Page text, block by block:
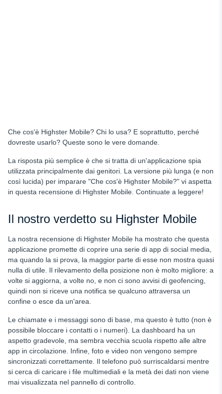
Che cos'è Highster Mobile? Chi lo usa? E soprattutto, perché
dovreste usarlo? Queste sono le vere domande.
La risposta più semplice è che si tratta di un'applicazione spia
utilizzata principalmente dai genitori. La versione più lunga (e non
così lucida) per imparare "Che cos'è Highster Mobile?" vi aspetta
in questa recensione di Highster Mobile. Continuate a leggere!
Il nostro verdetto su Highster Mobile
La nostra recensione di Highster Mobile ha mostrato che questa
applicazione promette di coprire una serie di app di social media,
ma quando la si prova, la maggior parte di esse non mostra quasi
nulla di utile. Il rilevamento della posizione non è molto migliore: a
volte si aggiorna, a volte no, e non ci sono avvisi di geofencing,
quindi non si riceve una notifica se qualcuno attraversa un
confine o esce da un'area.
Le chiamate e i messaggi sono di base, ma questo è tutto (non è
possibile bloccare i contatti o i numeri). La dashboard ha un
aspetto gradevole, ma sembra vecchia scuola rispetto alle altre
app in circolazione. Infine, foto e video non vengono sempre
sincronizzati correttamente. Il telefono può surriscaldarsi mentre
si cerca di caricare i file multimediali e la metà dei dati non viene
mai visualizzata nel pannello di controllo.
Prezzo e caratteristiche
cellulari
Conclusione